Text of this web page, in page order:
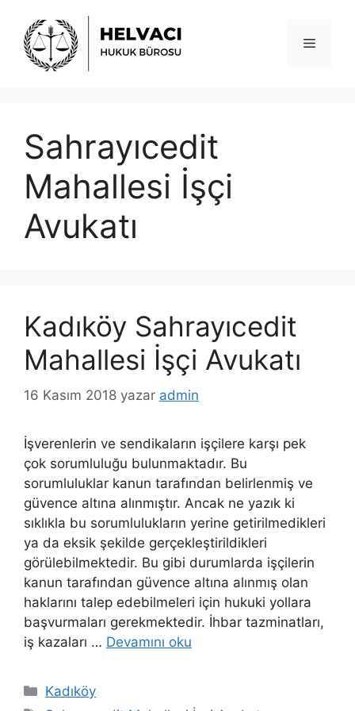
Menü
Sahrayıcedit
Mahallesi İşçi
Avukatı
Kadıköy Sahrayıcedit
Mahallesi İşçi Avukatı
16 Kasım 2018 yazar admin
İşverenlerin ve sendikaların işçilere karşı pek
çok sorumluluğu bulunmaktadır. Bu
sorumluluklar kanun tarafından belirlenmiş ve
güvence altına alınmıştır. Ancak ne yazık ki
sıklıkla bu sorumlulukların yerine getirilmedikleri
ya da eksik şekilde gerçekleştirildikleri
görülebilmektedir. Bu gibi durumlarda işçilerin
kanun tarafından güvence altına alınmış olan
haklarını talep edebilmeleri için hukuki yollara
başvurmaları gerekmektedir. İhbar tazminatları,
iş kazaları … Devamını oku
Kategoriler
Kadıköy